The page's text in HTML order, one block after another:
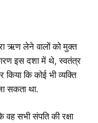
ऋण लेने वालों को मुक्त
इस दशा में थे, स्वतंत्र
कि कोई भी व्यक्ति
सकता था.
सभी संपति की रक्षा